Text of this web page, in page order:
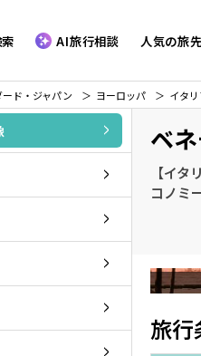
AI旅行相談 人気の旅
ド・ジャパン ヨーロッパ イタ
ベ
【イ
コノミ
旅行